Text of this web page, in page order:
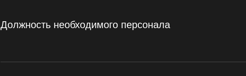
Должность необходимого персонала